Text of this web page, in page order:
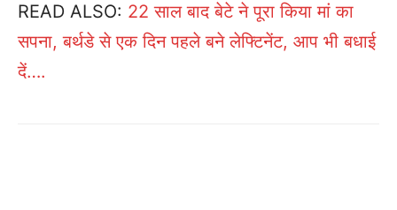
READ ALSO: 22 साल बाद बेटे ने पूरा किया मां का
सपना, बर्थडे से एक दिन पहले बने लेफ्टिनेंट, आप भी बधाई
दें….